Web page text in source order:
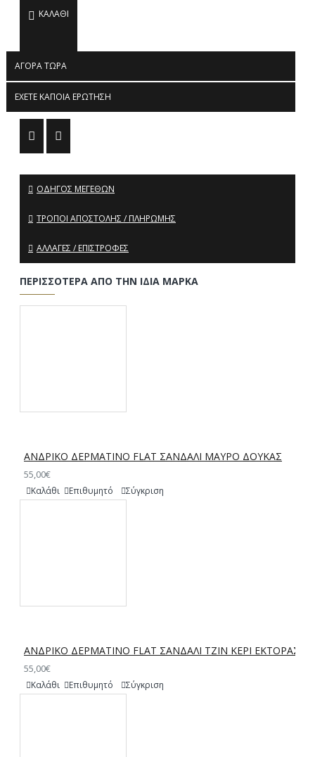
ΚΑΛΆΘΙ
ΑΓΟΡΆ ΤΏΡΑ
ΈΧΕΤΕ ΚΆΠΟΙΑ ΕΡΏΤΗΣΗ
ΟΔΗΓΌΣ ΜΕΓΕΘΏΝ
ΤΡΌΠΟΙ ΑΠΟΣΤΟΛΉΣ / ΠΛΗΡΩΜΉΣ
ΑΛΛΑΓΈΣ / ΕΠΙΣΤΡΟΦΈΣ
ΠΕΡΙΣΣΌΤΕΡΑ ΑΠΌ ΤΗΝ ΊΔΙΑ ΜΆΡΚΑ
ΑΝΔΡΙΚΟ ΔΕΡΜΑΤΙΝΟ FLAT ΣΑΝΔΑΛΙ ΜΑΥΡΟ ΔΟΥΚΑΣ
55,00€
Καλάθι Επιθυμητό Σύγκριση
ΑΝΔΡΙΚΟ ΔΕΡΜΑΤΙΝΟ FLAT ΣΑΝΔΑΛΙ ΤΖΙΝ ΚΕΡΙ ΕΚΤΟΡΑΣ
55,00€
Καλάθι Επιθυμητό Σύγκριση